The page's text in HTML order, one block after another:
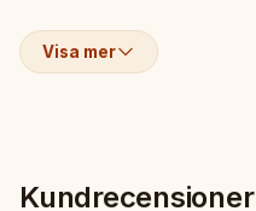
📦Vad ingår:
Visa mer
Kundrecensioner